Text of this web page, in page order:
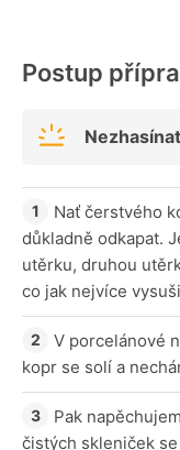
Postup
Nať čerstvého
důkladně odkapat.
utěrku, druhou
co jak nejvíce
V porcelánové
kopr se solí a
Pak
čistých skleniček